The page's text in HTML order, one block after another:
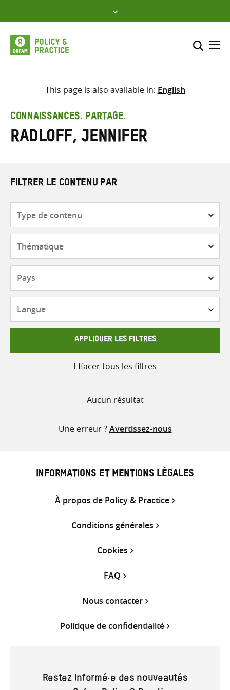
to
content
Sélectionner l’emplacement
Saisir
les
termes
This page is also available in: English
CONNAISSANCES. PARTAGE.
Radloff, Jennifer
FILTRER LE CONTENU PAR
contenu
APPLIQUER LES FILTRES
Effacer tous les filtres
Aucun résultat
Une erreur ?Avertissez-nous
INFORMATIONS ET MENTIONS LÉGALES
À propos de Policy & Practice
Conditions générales
Cookies
FAQ
Nous contacter
Politique de confidentialité
Restez informé·e des nouveautés